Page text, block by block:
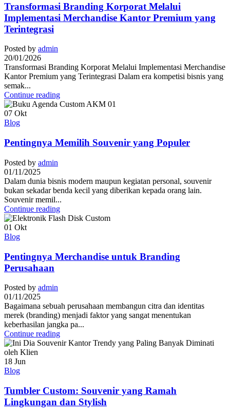
Transformasi Branding Korporat Melalui
Implementasi Merchandise Kantor Premium yang
Terintegrasi
Posted by admin
20/01/2026
Transformasi Branding Korporat Melalui Implementasi Merchandise
Kantor Premium yang Terintegrasi Dalam era kompetisi bisnis yang
semak...
Continue reading
07 Okt
Blog
Pentingnya Memilih Souvenir yang Populer
Posted by admin
01/11/2025
Dalam dunia bisnis modern maupun kegiatan personal, souvenir
bukan sekadar benda kecil yang diberikan kepada orang lain.
Souvenir memil...
Continue reading
01 Okt
Blog
Pentingnya Merchandise untuk Branding
Perusahaan
Posted by admin
01/11/2025
Bagaimana sebuah perusahaan membangun citra dan identitas
merek (branding) menjadi faktor yang sangat menentukan
keberhasilan jangka pa...
Continue reading
18 Jun
Blog
Tumbler Custom: Souvenir yang Ramah
Lingkungan dan Stylish